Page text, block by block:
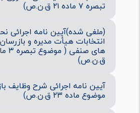
تبصره ۷ ماده ۲۱ ق.ن.ص)
(ملغی شده)آیین نامه اجرائی
ق.ن.ص)
آیین نامه اجرائی شرح وظایف
موضوع ماده ۲۳ ق.ن.ص)